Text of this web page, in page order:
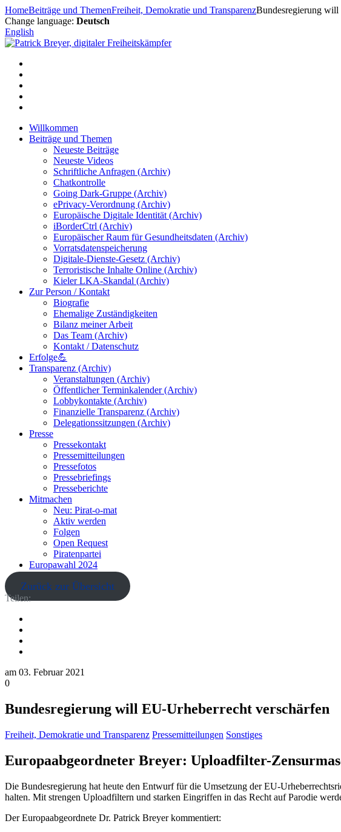
Zum
Inhalt
springen
HomeBeiträge und ThemenFreiheit, Demokratie und TransparenzBundesregierung will
Change language: Deutsch
English
Willkommen
Beiträge und Themen
Neueste Beiträge
Neueste Videos
Schriftliche Anfragen (Archiv)
Chatkontrolle
Going Dark-Gruppe (Archiv)
ePrivacy-Verordnung (Archiv)
Europäische Digitale Identität (Archiv)
iBorderCtrl (Archiv)
Europäischer Raum für Gesundheitsdaten (Archiv)
Vorratsdatenspeicherung
Digitale-Dienste-Gesetz (Archiv)
Terroristische Inhalte Online (Archiv)
Kieler LKA-Skandal (Archiv)
Zur Person / Kontakt
Biografie
Ehemalige Zuständigkeiten
Bilanz meiner Arbeit
Das Team (Archiv)
Kontakt / Datenschutz
Erfolge💪
Transparenz (Archiv)
Veranstaltungen (Archiv)
Öffentlicher Terminkalender (Archiv)
Lobbykontakte (Archiv)
Finanzielle Transparenz (Archiv)
Delegationssitzungen (Archiv)
Presse
Pressekontakt
Pressemitteilungen
Pressefotos
Pressebriefings
Presseberichte
Mitmachen
Neu: Pirat-o-mat
Aktiv werden
Folgen
Open Request
Piratenpartei
Europawahl 2024
Zurück zur Übersicht
Teilen:
am 03. Februar 2021
0
Bundesregierung will EU-Urheberrecht verschärfen
Freiheit, Demokratie und Transparenz Pressemitteilungen Sonstiges
Europaabgeordneter Breyer: Uploadfilter-
Die Bundesregierung hat heute den Entwurf für die Umsetzung der EU-
halten. Mit strengen Uploadfiltern und starken Eingriffen in das Recht auf Parodie
Der Europaabgeordnete Dr. Patrick Breyer kommentiert: